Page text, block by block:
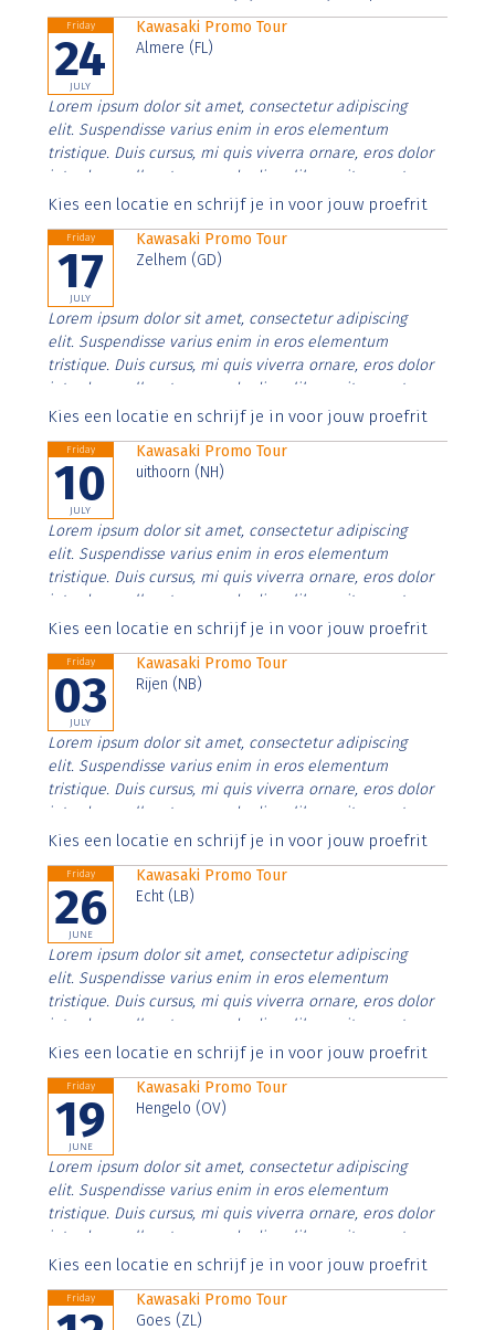
Friday
24
JULY
Kawasaki Promo Tour
Almere (FL)
Lorem ipsum dolor sit amet, consectetur adipiscing
elit. Suspendisse varius enim in eros elementum
tristique. Duis cursus, mi quis viverra ornare, eros dolor
interdum nulla, ut commodo diam libero vitae erat.
Aenean faucibus nibh et justo cursus id rutrum lorem
Kies een locatie en schrijf je in voor jouw proefrit
Friday
17
JULY
Kawasaki Promo Tour
Zelhem (GD)
Lorem ipsum dolor sit amet, consectetur adipiscing
elit. Suspendisse varius enim in eros elementum
tristique. Duis cursus, mi quis viverra ornare, eros dolor
interdum nulla, ut commodo diam libero vitae erat.
Aenean faucibus nibh et justo cursus id rutrum lorem
Kies een locatie en schrijf je in voor jouw proefrit
Friday
10
JULY
Kawasaki Promo Tour
uithoorn (NH)
Lorem ipsum dolor sit amet, consectetur adipiscing
elit. Suspendisse varius enim in eros elementum
tristique. Duis cursus, mi quis viverra ornare, eros dolor
interdum nulla, ut commodo diam libero vitae erat.
Aenean faucibus nibh et justo cursus id rutrum lorem
Kies een locatie en schrijf je in voor jouw proefrit
Friday
03
JULY
Kawasaki Promo Tour
Rijen (NB)
Lorem ipsum dolor sit amet, consectetur adipiscing
elit. Suspendisse varius enim in eros elementum
tristique. Duis cursus, mi quis viverra ornare, eros dolor
interdum nulla, ut commodo diam libero vitae erat.
Aenean faucibus nibh et justo cursus id rutrum lorem
Kies een locatie en schrijf je in voor jouw proefrit
Friday
26
JUNE
Kawasaki Promo Tour
Echt (LB)
Lorem ipsum dolor sit amet, consectetur adipiscing
elit. Suspendisse varius enim in eros elementum
tristique. Duis cursus, mi quis viverra ornare, eros dolor
interdum nulla, ut commodo diam libero vitae erat.
Aenean faucibus nibh et justo cursus id rutrum lorem
Kies een locatie en schrijf je in voor jouw proefrit
Friday
19
JUNE
Kawasaki Promo Tour
Hengelo (OV)
Lorem ipsum dolor sit amet, consectetur adipiscing
elit. Suspendisse varius enim in eros elementum
tristique. Duis cursus, mi quis viverra ornare, eros dolor
interdum nulla, ut commodo diam libero vitae erat.
Aenean faucibus nibh et justo cursus id rutrum lorem
Kies een locatie en schrijf je in voor jouw proefrit
Friday
Kawasaki Promo Tour
Goes (ZL)